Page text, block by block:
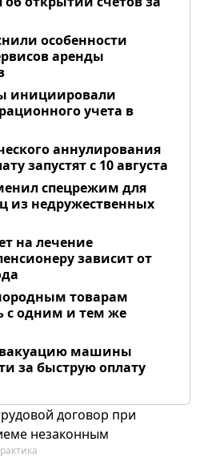
особенности
аренды
инициировали
учета в
аннулирования
запустят с 10 августа
спецрежим для
из недружественных
на лечение
зависит от
товарам
с одним и тем же
машины
за быструю оплату
договор при
незаконным